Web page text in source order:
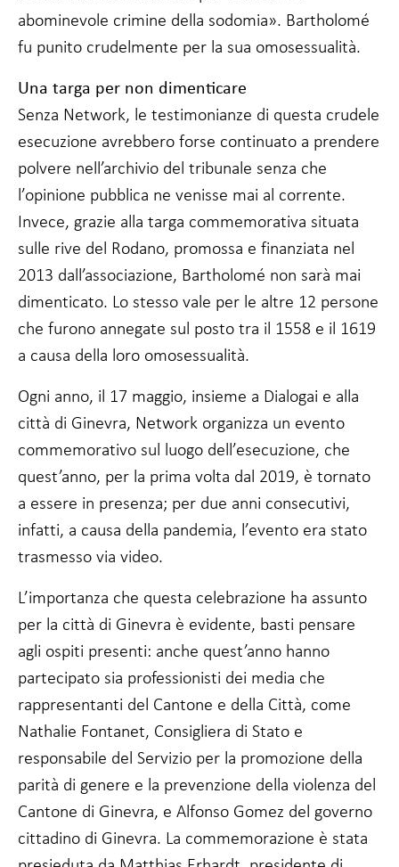
abominevole crimine della sodomia». Bartholomé
fu punito crudelmente per la sua omosessualità.
Una targa per non dimenticare
Senza Network, le testimonianze di questa crudele
esecuzione avrebbero forse continuato a prendere
polvere nell’archivio del tribunale senza che
l’opinione pubblica ne venisse mai al corrente.
Invece, grazie alla targa commemorativa situata
sulle rive del Rodano, promossa e finanziata nel
2013 dall’associazione, Bartholomé non sarà mai
dimenticato. Lo stesso vale per le altre 12 persone
che furono annegate sul posto tra il 1558 e il 1619
a causa della loro omosessualità.
Ogni anno, il 17 maggio, insieme a Dialogai e alla
città di Ginevra, Network organizza un evento
commemorativo sul luogo dell’esecuzione, che
quest’anno, per la prima volta dal 2019, è tornato
a essere in presenza; per due anni consecutivi,
infatti, a causa della pandemia, l’evento era stato
trasmesso via video.
L’importanza che questa celebrazione ha assunto
per la città di Ginevra è evidente, basti pensare
agli ospiti presenti: anche quest’anno hanno
partecipato sia professionisti dei media che
rappresentanti del Cantone e della Città, come
Nathalie Fontanet, Consigliera di Stato e
responsabile del Servizio per la promozione della
parità di genere e la prevenzione della violenza del
Cantone di Ginevra, e Alfonso Gomez del governo
cittadino di Ginevra. La commemorazione è stata
Affinché il
nostro sito web
funzioni al
meglio durante
Se non
accettate
questi cookie,
alcune
funzionalità del
sito web
scompariranno.
Marketing
Condividendo i
vostri interessi
comportamenti
quando visitate
il nostro sito,
aumentate le
possibilità di
vedere
contenuti e
personalizzate.